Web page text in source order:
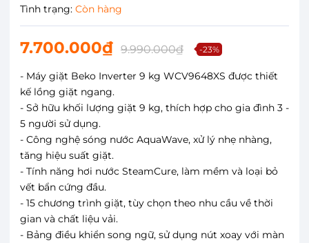
Tình trạng: Còn hàng
7.700.000₫ 9.990.000₫ -23%
- Máy giặt Beko Inverter 9 kg WCV9648XS được thiết
kế lồng giặt ngang.
- Sở hữu khối lượng giặt 9 kg, thích hợp cho gia đình 3 -
5 người sử dụng.
- Công nghệ sóng nước AquaWave, xử lý nhẹ nhàng,
tăng hiệu suất giặt.
- Tính năng hơi nước SteamCure, làm mềm và loại bỏ
vết bẩn cứng đầu.
- 15 chương trình giặt, tùy chọn theo nhu cầu về thời
gian và chất liệu vải.
- Bảng điều khiển song ngữ, sử dụng nút xoay với màn